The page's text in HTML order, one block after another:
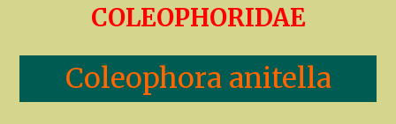
COLEOPHORIDAE
Coleophora anitella